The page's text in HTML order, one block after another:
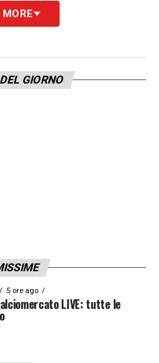
GIORNO
5 ore ago
LIVE: tutte le